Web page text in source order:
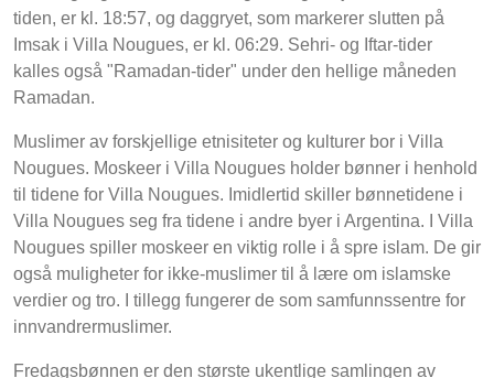
tiden, er kl. 18:57, og daggryet, som markerer slutten på
Imsak i Villa Nougues, er kl. 06:29. Sehri- og Iftar-tider
kalles også "Ramadan-tider" under den hellige måneden
Ramadan.
Muslimer av forskjellige etnisiteter og kulturer bor i Villa
Nougues. Moskeer i Villa Nougues holder bønner i henhold
til tidene for Villa Nougues. Imidlertid skiller bønnetidene i
Villa Nougues seg fra tidene i andre byer i Argentina. I Villa
Nougues spiller moskeer en viktig rolle i å spre islam. De gir
også muligheter for ikke-muslimer til å lære om islamske
verdier og tro. I tillegg fungerer de som samfunnssentre for
innvandrermuslimer.
Fredagsbønnen er den største ukentlige samlingen av